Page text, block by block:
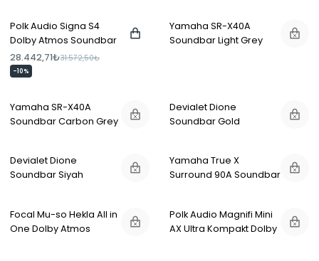
Polk Audio Signa S4
Dolby Atmos Soundbar
Speakers
28.442,71₺31.572,50₺
-10%
Yamaha SR-X40A
Soundbar Light Grey
Yamaha SR-X40A
Soundbar Carbon Grey
Devialet Dione
Soundbar Gold
Devialet Dione
Soundbar Siyah
Yamaha True X
Surround 90A Soundbar
Focal Mu-so Hekla All in
One Dolby Atmos
Polk Audio Magnifi Mini
AX Ultra Kompakt Dolby